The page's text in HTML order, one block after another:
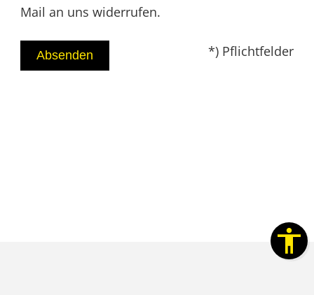
Mail an uns widerrufen.
Absenden *) Pflichtfelder